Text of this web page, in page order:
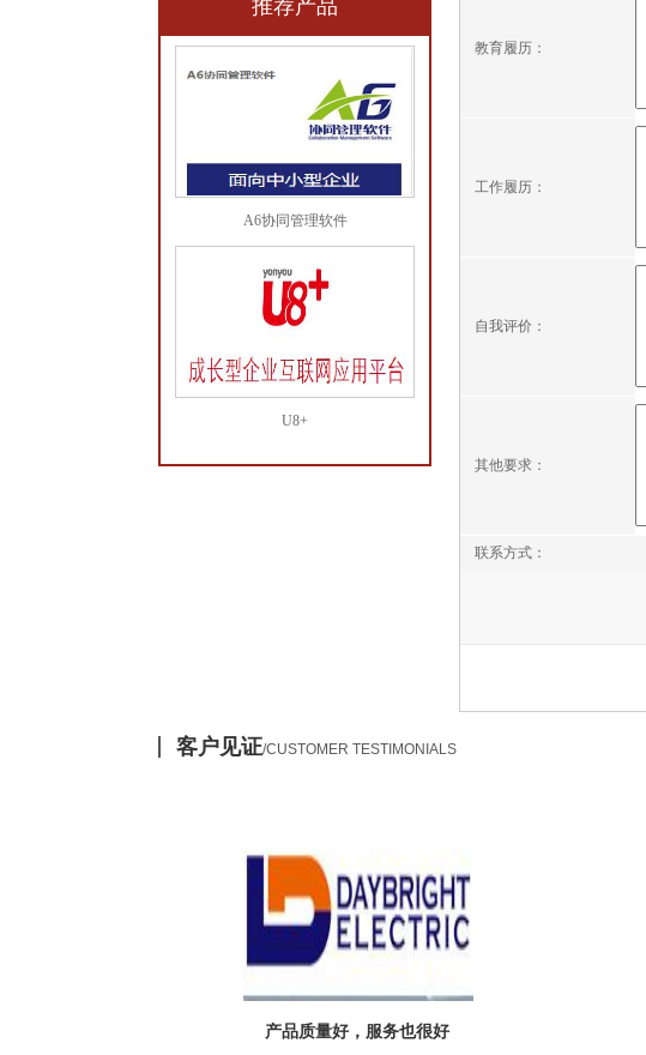
推荐产品
A6协同管理软件
U8+
教育履历：
工作履历：
自我评价：
其他要求：
联系方式：
客户见证/CUSTOMER TESTIMONIALS
产品质量好，服务也很好